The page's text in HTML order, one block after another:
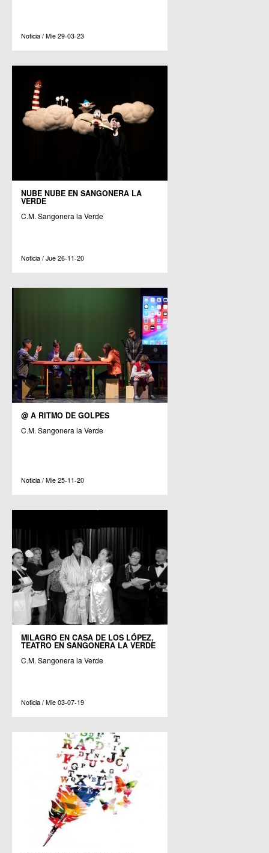
Noticia / Mie 29-03-23
NUBE NUBE EN SANGONERA LA
VERDE
C.M. Sangonera la Verde
Noticia / Jue 26-11-20
@ A RITMO DE GOLPES
C.M. Sangonera la Verde
Noticia / Mie 25-11-20
MILAGRO EN CASA DE LOS LÓPEZ,
TEATRO EN SANGONERA LA VERDE
C.M. Sangonera la Verde
Noticia / Mie 03-07-19